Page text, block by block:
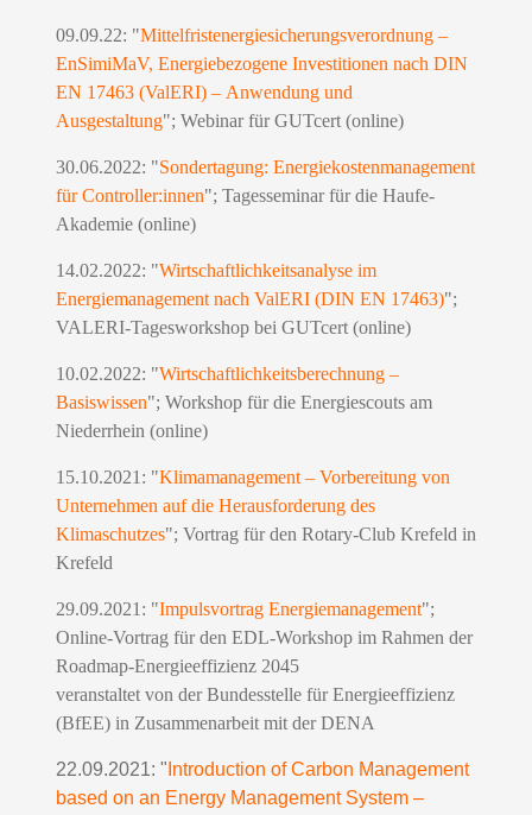
09.09.22: "Mittelfristenergiesicherungsverordnung –
EnSimiMaV, Energiebezogene Investitionen nach DIN
EN 17463 (ValERI) – Anwendung und
Ausgestaltung"; Webinar für GUTcert (online)
30.06.2022: "Sondertagung: Energiekostenmanagement
für Controller:innen"; Tagesseminar für die Haufe-
Akademie (online)
14.02.2022: "Wirtschaftlichkeitsanalyse im
Energiemanagement nach ValERI (DIN EN 17463)";
VALERI-Tagesworkshop bei GUTcert (online)
10.02.2022: "Wirtschaftlichkeitsberechnung –
Basiswissen"; Workshop für die Energiescouts am
Niederrhein (online)
15.10.2021: "Klimamanagement – Vorbereitung von
Unternehmen auf die Herausforderung des
Klimaschutzes"; Vortrag für den Rotary-Club Krefeld in
Krefeld
29.09.2021: "Impulsvortrag Energiemanagement";
Online-Vortrag für den EDL-Workshop im Rahmen der
Roadmap-Energieeffizienz 2045
veranstaltet von der Bundesstelle für Energieeffizienz
(BfEE) in Zusammenarbeit mit der DENA
22.09.2021: " Introduction of Carbon Management
based on an Energy Management System –